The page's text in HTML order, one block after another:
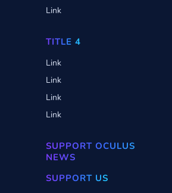
Link
TITLE 4
Link
Link
Link
Link
SUPPORT OCULUS
NEWS
SUPPORT US